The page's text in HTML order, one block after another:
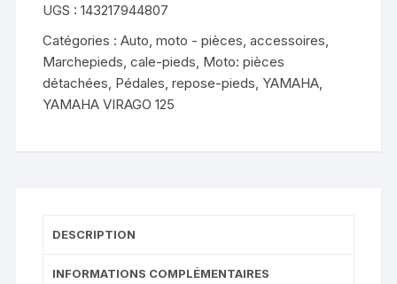
UGS :143217944807
Catégories :Auto, moto - pièces, accessoires
Marchepieds, cale-pieds Moto: pièces
détachées Pédales, repose-pieds YAMAHA
YAMAHA VIRAGO 125
DESCRIPTION
INFORMATIONS COMPLÉMENTAIRES